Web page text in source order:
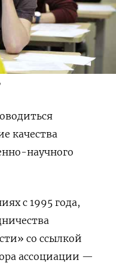
качества
научного
с 1995 года,
со ссылкой
ассоциации —